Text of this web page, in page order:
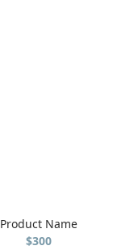
Product Name
$300